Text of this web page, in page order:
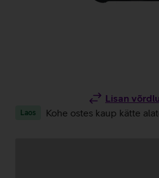
Lisan
Laos Kohe ostes kaup kätte